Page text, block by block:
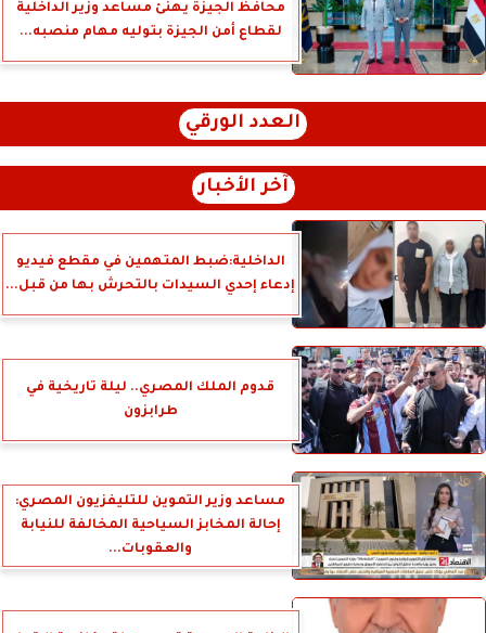
محافظ الجيزة يهنئ مساعد وزير الداخلية
لقطاع أمن الجيزة بتوليه مهام منصبه...
العدد الورقي
آخر الأخبار
الداخلية:ضبط المتهمين في مقطع فيديو
إدعاء إحدي السيدات بالتحرش بها من قبل...
قدوم الملك المصري.. ليلة تاريخية في
طرابزون
مساعد وزير التموين للتليفزيون المصري:
إحالة المخابز السياحية المخالفة للنيابة
والعقوبات...